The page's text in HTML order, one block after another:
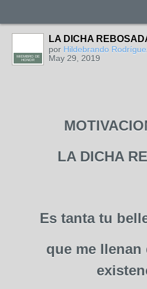
MIEMBRO DE
HONOR
LA DICHA
por Hildebrando
May 29, 2019
LA DICHA
Es tanta tu
que me llenan